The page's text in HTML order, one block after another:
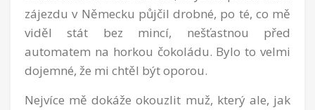
zájezdu v Německu půjčil drobné, po té, co mě
viděl stát bez mincí, nešťastnou před
automatem na horkou čokoládu. Bylo to velmi
dojemné, že mi chtěl být oporou.
Nejvíce mě dokáže okouzlit muž, který ale, jak